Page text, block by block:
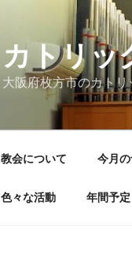
カトリッ
大阪府枚方市のカトリ
教会について 今月
色々な活動 年間予定